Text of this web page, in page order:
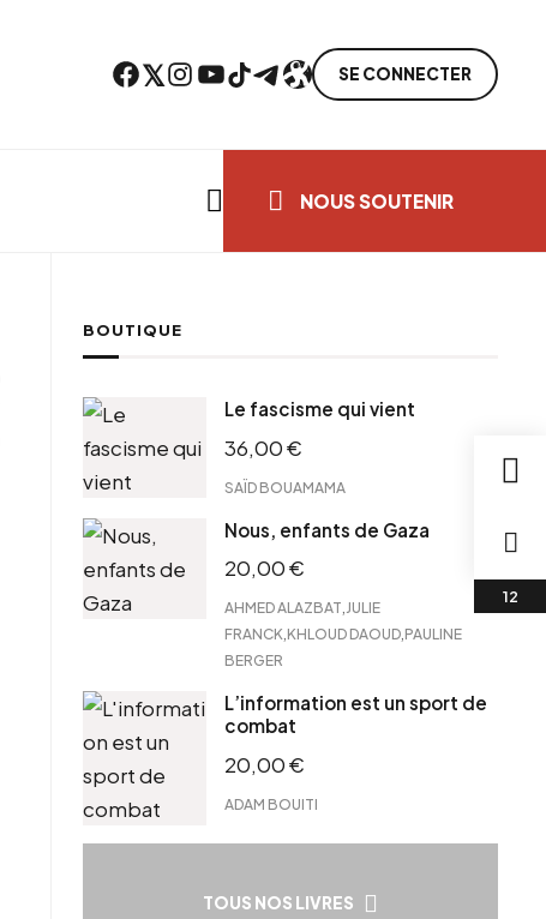
Facebook Twitter Instagram YouTube TikTok TelegramLien SE CONNECTER
NOUS SOUTENIR
BOUTIQUE
Le fascisme qui vient
36,00€
SAÏD BOUAMAMA
Nous, enfants de Gaza
20,00€
AHMED ALAZBAT JULIE
FRANCK KHLOUD DAOUD PAULINE
BERGER
L’information est un sport de
combat
20,00€
ADAM BOUITI
TOUS NOS LIVRES